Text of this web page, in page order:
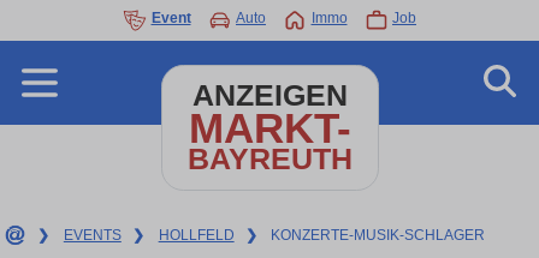
Event Auto Immo Job
ANZEIGEN
MARKT-
BAYREUTH
❯ EVENTS ❯ HOLLFELD ❯ KONZERTE-MUSIK-SCHLAGER